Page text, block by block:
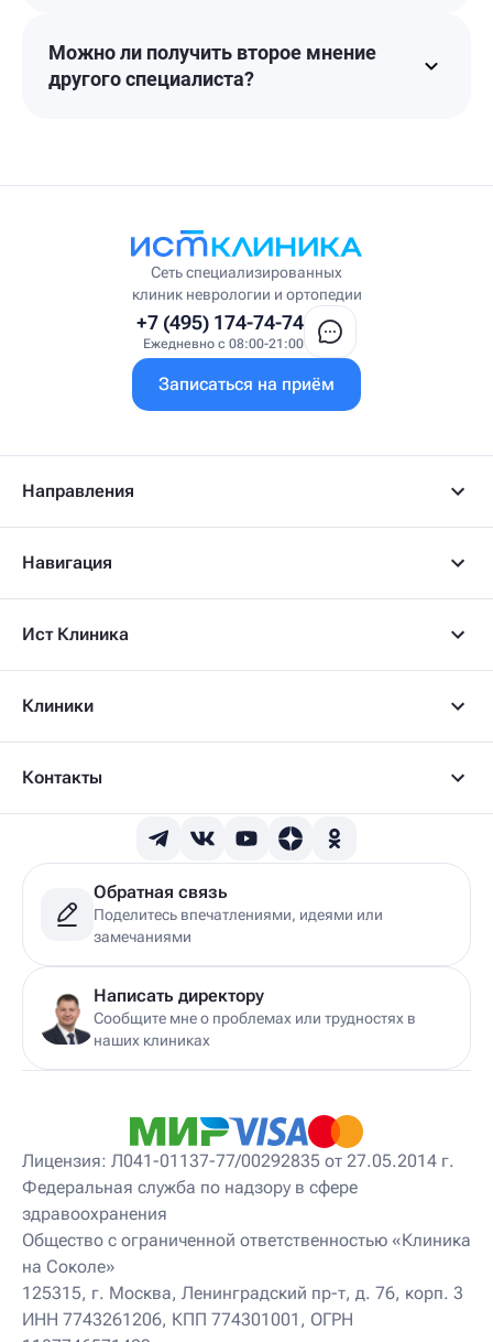
Можно ли получить второе мнение
другого специалиста?
Сеть специализированных
клиник неврологии и ортопедии
+7 (495) 174-74-74
Ежедневно с 08:00-21:00
Записаться на приём
Направления
Навигация
Ист Клиника
Клиники
Контакты
Обратная связь
Поделитесь впечатлениями, идеями или
замечаниями
Написать директору
Сообщите мне о проблемах или трудностях в
наших клиниках
Лицензия: Л041-01137-77/00292835 от 27.05.2014 г.
Федеральная служба по надзору в сфере
здравоохранения
Общество с ограниченной ответственностью «Клиника
на Соколе»
125315, г. Москва, Ленинградский пр-т, д. 76, корп. 3
ИНН 7743261206, КПП 774301001, ОГРН